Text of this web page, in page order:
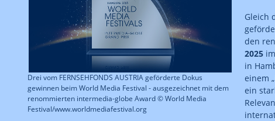
Drei vom FERNSEHFONDS AUSTRIA geförderte Dokus
gewinnen beim World Media Festival - ausgezeichnet mit dem
renommierten intermedia-globe Award © World Media
Festival/www.worldmediafestival.org
Gleich
den
2025
in
einem
ein